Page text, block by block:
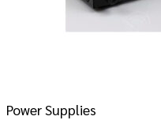
Power Supplies